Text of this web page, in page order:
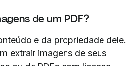
de um PDF?
e da propriedade dele.
extrair imagens de seus